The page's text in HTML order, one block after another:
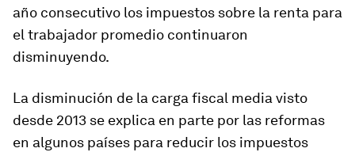
año consecutivo los impuestos sobre la renta para
el trabajador promedio continuaron
disminuyendo.
La disminución de la carga fiscal media visto
desde 2013 se explica en parte por las reformas
en algunos países para reducir los impuestos